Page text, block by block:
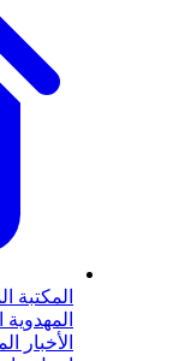
المهدوية
اختبر
المهدوية